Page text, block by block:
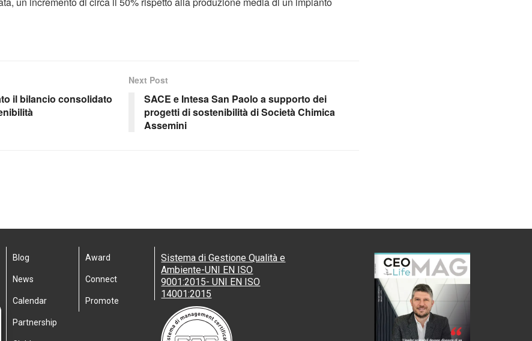
il bilancio consolidato
Next Post
SACE e Intesa San Paolo a supporto dei
progetti di sostenibilità di Società Chimica
Assemini
Blog
News
Calendar
Partnership
Award
Connect
Promote
Sistema di Gestione Qualità e
Ambiente-UNI EN ISO
9001:2015- UNI EN ISO
14001:2015